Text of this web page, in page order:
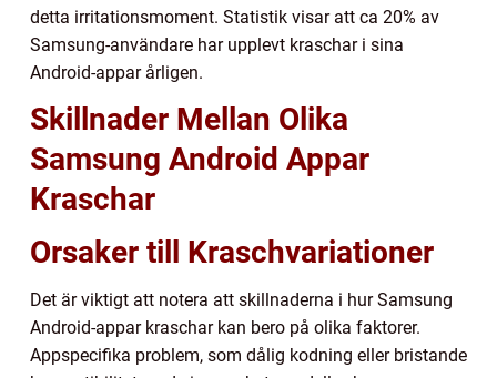
detta irritationsmoment. Statistik visar att ca 20% av
Samsung-användare har upplevt kraschar i sina
Android-appar årligen.
Skillnader Mellan Olika
Samsung Android Appar
Kraschar
Orsaker till Kraschvariationer
Det är viktigt att notera att skillnaderna i hur Samsung
Android-appar kraschar kan bero på olika faktorer.
Appspecifika problem, som dålig kodning eller bristande